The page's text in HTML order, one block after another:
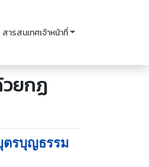
สารสนเทศเจ้าหน้าที่
ยกฏ
ตรบุญธรรม